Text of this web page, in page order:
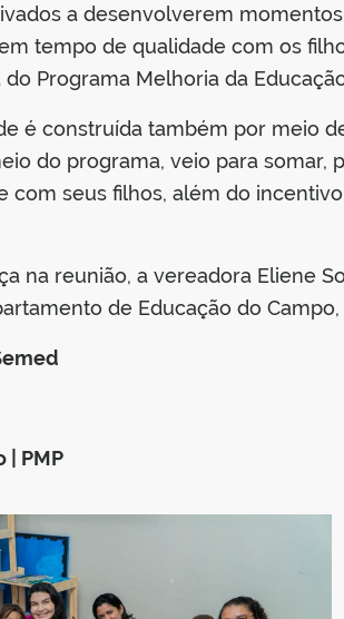
a desenvolverem
tempo de qualidade com os
Programa Melhoria da
é construída também por meio
do programa, veio para
seus filhos, além do
na reunião, a vereadora Eliene
de Educação do
| PMP